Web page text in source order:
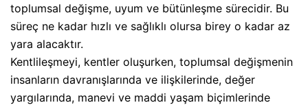
toplumsal değişme, uyum ve bütünleşme sürecidir. Bu
süreç ne kadar hızlı ve sağlıklı olursa birey o kadar az
yara alacaktır.
Kentlileşmeyi, kentler oluşurken, toplumsal değişmenin
insanların davranışlarında ve ilişkilerinde, değer
yargılarında, manevi ve maddi yaşam biçimlerinde